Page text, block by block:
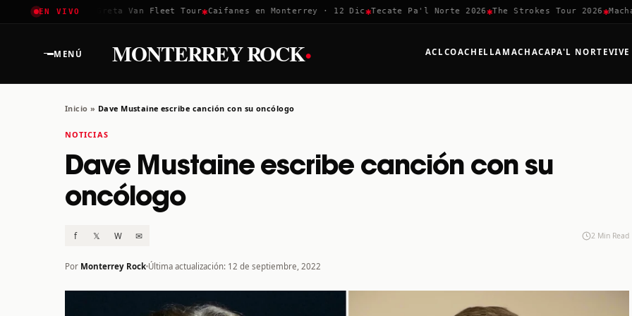
EN VIVO
2026✱ Greta Van Fleet Tour✱Caifanes en Monterrey · 12 Dic ✱Tecate Pa'l Norte 2026✱The Strokes Tour 2026✱
MENÚ MONTERREY ROCK· ACLCOACHELLA MACHACAPA'L NORTE
Inicio » Dave Mustaine escribe canción con su oncólogo
NOTICIAS
Dave Mustaine escribe canción con su
oncólogo
f 𝕏 W ✉ 2 Min Read
Por Monterrey Rock Última actualización: 12 de septiembre, 2022